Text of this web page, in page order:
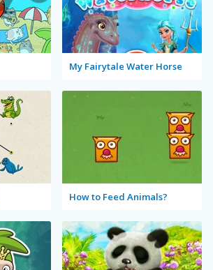
My Fairytale Water Horse
How to Feed Animals?